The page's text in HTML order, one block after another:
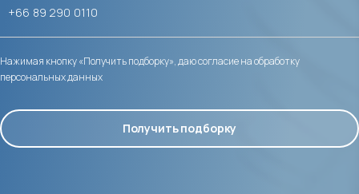
Нажимая кнопку «Получить подборку», даю согласие на обработку
персональных данных
Получить подборку